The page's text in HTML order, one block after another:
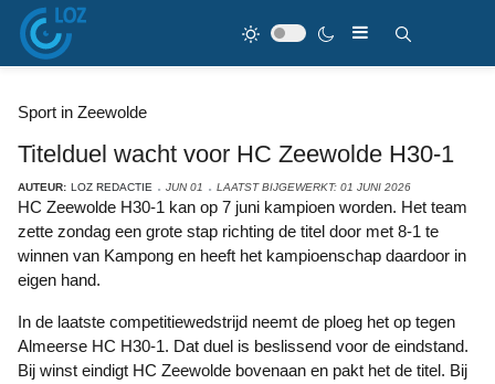
Sport in Zeewolde
Titelduel wacht voor HC Zeewolde H30-1
AUTEUR: LOZ REDACTIE JUN 01 LAATST BIJGEWERKT: 01 JUNI 2026
HC Zeewolde H30-1 kan op 7 juni kampioen worden. Het team
zette zondag een grote stap richting de titel door met 8-1 te
winnen van Kampong en heeft het kampioenschap daardoor in
eigen hand.
In de laatste competitiewedstrijd neemt de ploeg het op tegen
Almeerse HC H30-1. Dat duel is beslissend voor de eindstand.
Bij winst eindigt HC Zeewolde bovenaan en pakt het de titel. Bij